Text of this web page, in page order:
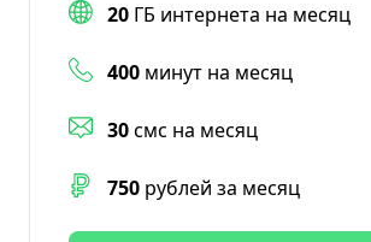
20 ГБ интернета на месяц
400 минут на месяц
30смс на месяц
750 рублей за месяц